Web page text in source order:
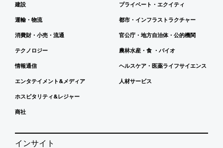
建設
運輸・物流
消費財・小売・流通
テクノロジー
情報通信
エンタテイメント&メディア
ホスピタリティ&レジャー
商社
プライベート・エクイティ
都市・インフラストラクチャー
官公庁・地方自治体・公的機関
農林水産・食 ・バイオ
ヘルスケア・医薬ライフサイエンス
人材サービス
インサイト